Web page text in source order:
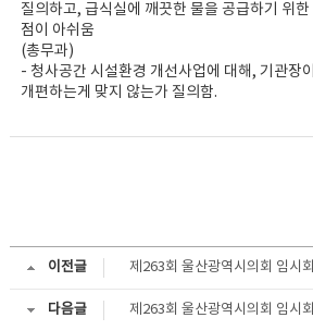
질의하고, 급식실에 깨끗한 물을 공급하기 위
점이 아쉬움
(총무과)
- 청사공간 시설환경 개선사업에 대해, 기관장
개편하는게 맞지 않는가 질의함.
이전글
다음글